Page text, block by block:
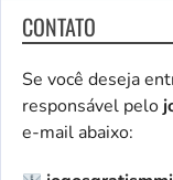
CONTATO
Se você deseja
responsável pelo
e-mail abaixo: